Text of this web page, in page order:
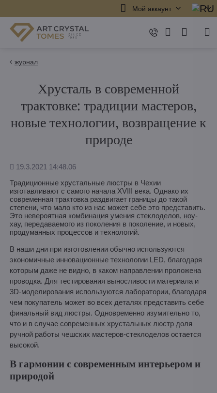
Мой аккаунт
журнал
Хрусталь в современной
трактовке: традиции мастеров,
новые технологии, возвращение к
природе
Дополнено
19.3.2021 14:48.06
Традиционные хрустальные люстры в Чехии
изготавливают с самого начала XVIII века. Однако их
современная трактовка раздвигает границы до такой
степени, что мало кто из нас может себе это представить.
Это невероятная комбинация умения стеклоделов, ноу-
хау, передаваемого из поколения в поколение, и новых,
продуманных процессов и технологий.
В наши дни при изготовлении обычно используются
экономичные инновационные технологии LED, благодаря
которым даже не видно, в каком направлении проложена
проводка. Для тестирования выносливости материала и
3D-моделирования используются лаборатории, благодаря
чем покупатель может во всех деталях представить себе
финальный вид люстры. Одновременно изумительно то,
что и в случае современных хрустальных люстр доля
ручной работы чешских мастеров-стеклоделов остается
высокой.
В гармонии с современным интерьером и
природой